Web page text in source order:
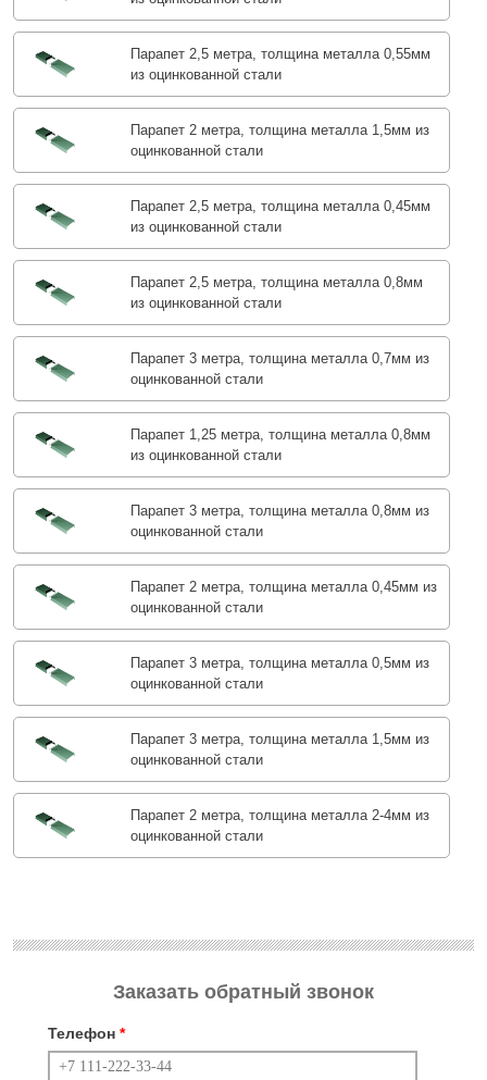
Парапет 2,5 метра, толщина металла 0,55мм
из оцинкованной стали
Парапет 2 метра, толщина металла 1,5мм из
оцинкованной стали
Парапет 2,5 метра, толщина металла 0,45мм
из оцинкованной стали
Парапет 2,5 метра, толщина металла 0,8мм
из оцинкованной стали
Парапет 3 метра, толщина металла 0,7мм из
оцинкованной стали
Парапет 1,25 метра, толщина металла 0,8мм
из оцинкованной стали
Парапет 3 метра, толщина металла 0,8мм из
оцинкованной стали
Парапет 2 метра, толщина металла 0,45мм из
оцинкованной стали
Парапет 3 метра, толщина металла 0,5мм из
оцинкованной стали
Парапет 3 метра, толщина металла 1,5мм из
оцинкованной стали
Парапет 2 метра, толщина металла 2-4мм из
оцинкованной стали
Заказать обратный звонок
Телефон *